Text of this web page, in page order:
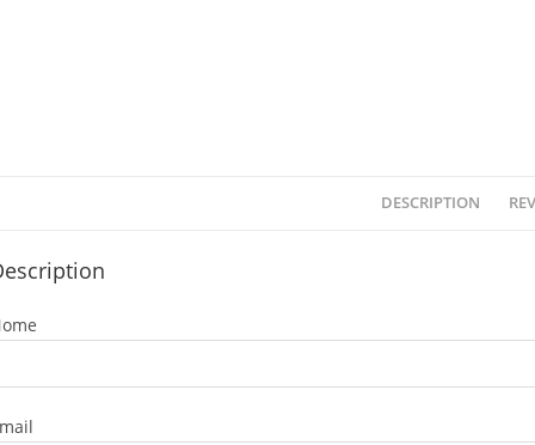
DESCRIPTION